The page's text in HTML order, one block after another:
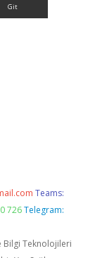
Teams:
726 Telegram:
Bilgi Teknolojileri